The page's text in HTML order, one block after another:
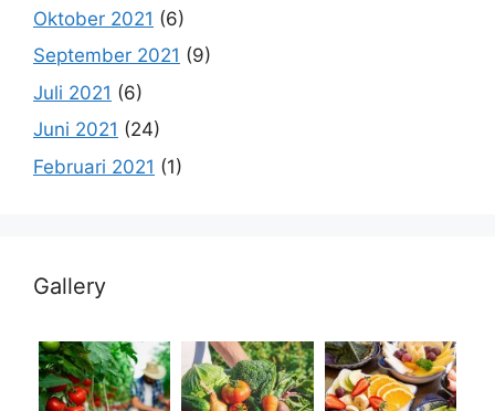
Oktober 2021 (6)
September 2021 (9)
Juli 2021 (6)
Juni 2021 (24)
Februari 2021 (1)
Gallery